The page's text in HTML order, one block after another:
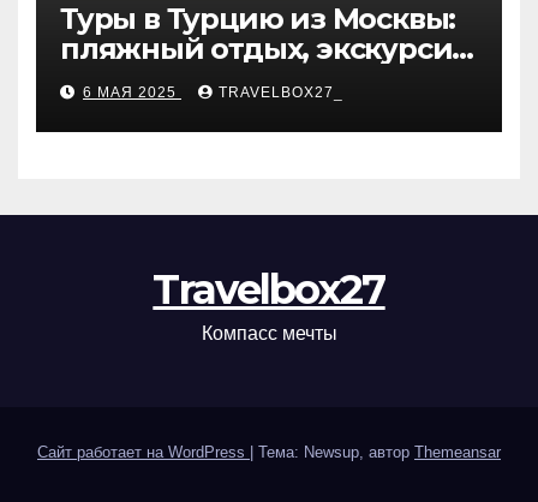
Туры в Турцию из Москвы:
пляжный отдых, экскурсии
и лучшие курорты
6 МАЯ 2025 TRAVELBOX27_
Travelbox27
Компасс мечты
Сайт работает на WordPress Тема: Newsup, автор Themeansar